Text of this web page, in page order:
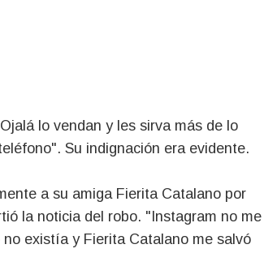
lo vendan y les sirva más de lo
Su indignación era evidente.
a su amiga Fierita Catalano por
la noticia del robo. "Instagram no me
existía y Fierita Catalano me salvó